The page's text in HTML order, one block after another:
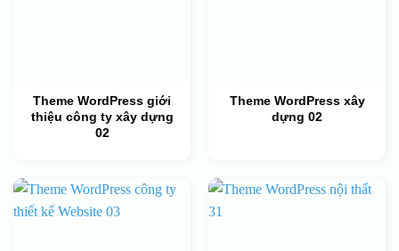
Theme WordPress giới
thiệu công ty xây dựng
02
Theme WordPress xây
dựng 02